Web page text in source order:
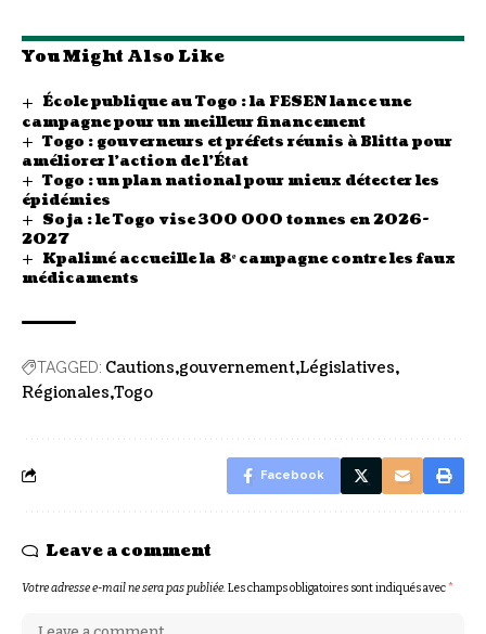
You Might Also Like
École publique au Togo : la FESEN lance une
campagne pour un meilleur financement
Togo : gouverneurs et préfets réunis à Blitta pour
améliorer l’action de l’État
Togo : un plan national pour mieux détecter les
épidémies
Soja : le Togo vise 300 000 tonnes en 2026-
2027
Kpalimé accueille la 8ᵉ campagne contre les faux
médicaments
TAGGED: Cautions gouvernement Législatives
Régionales Togo
Facebook
Leave a comment
Votre adresse e-mail ne sera pas publiée.Les champs obligatoires sont indiqués avec*